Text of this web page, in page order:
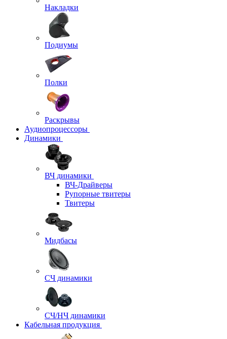
Накладки
Подиумы
Полки
Раскрывы
Аудиопроцессоры
Динамики
ВЧ динамики
ВЧ-Драйверы
Рупорные твитеры
Твитеры
Мидбасы
СЧ динамики
СЧ/НЧ динамики
Кабельная продукция